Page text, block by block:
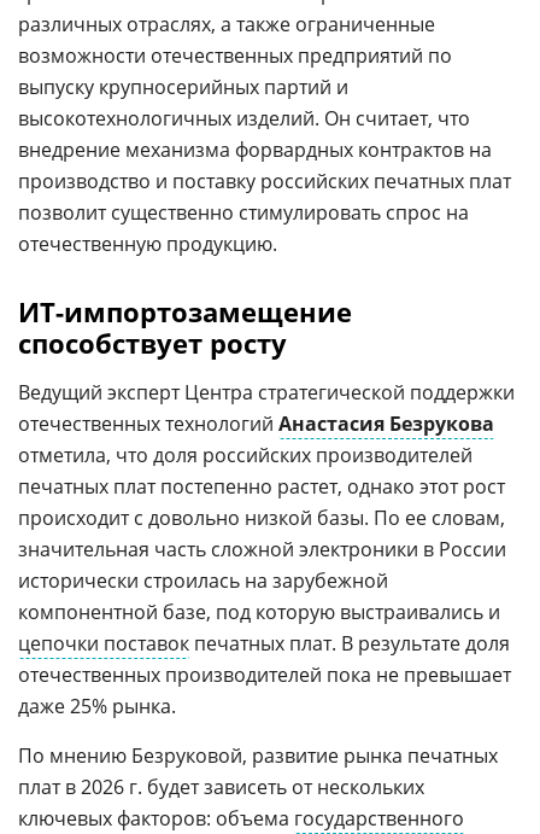
различных отраслях, а также ограниченные
возможности отечественных предприятий по
выпуску крупносерийных партий и
высокотехнологичных изделий. Он считает, что
внедрение механизма форвардных контрактов на
производство и поставку российских печатных плат
позволит существенно стимулировать спрос на
отечественную продукцию.
ИТ-импортозамещение
способствует росту
Ведущий эксперт Центра стратегической поддержки
отечественных технологий Анастасия Безрукова
отметила, что доля российских производителей
печатных плат постепенно растет, однако этот рост
происходит с довольно низкой базы. По ее словам,
значительная часть сложной электроники в России
исторически строилась на зарубежной
компонентной базе, под которую выстраивались и
цепочки поставок печатных плат. В результате доля
отечественных производителей пока не превышает
даже 25% рынка.
По мнению Безруковой, развитие рынка печатных
плат в 2026 г. будет зависеть от нескольких
ключевых факторов: объема государственного